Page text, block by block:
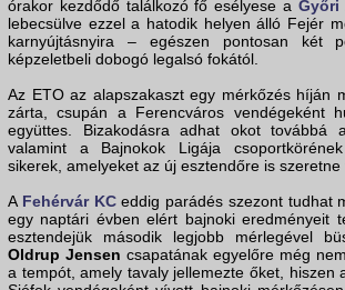
órakor kezdődő találkozó fő esélyese a Győri
lebecsülve ezzel a hatodik helyen álló Fejér
karnyújtásnyira – egészen pontosan két
képzeletbeli dobogó legalsó fokától.
Az ETO az alapszakaszt egy mérkőzés híján
zárta, csupán a Ferencváros vendégeként
együttes. Bizakodásra adhat okot továbbá
valamint a Bajnokok Ligája
sikerek, amelyeket az új esztendőre is
A Fehérvár KCeddig parádés szezont tudhat
egy naptári évben elért bajnoki eredményeit
esztendejük második legjobb mérlegével
Oldrup Jensen csapatának egyelőre még
a tempót, amely tavaly jellemezte őket, hiszen